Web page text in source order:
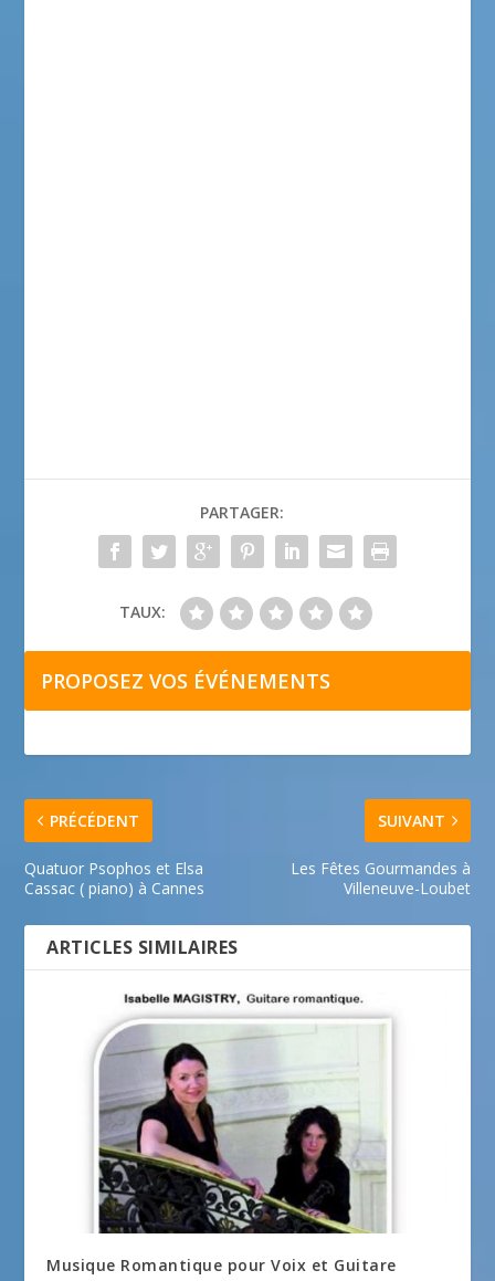
PARTAGER:
TAUX:
PROPOSEZ VOS ÉVÉNEMENTS
PRÉCÉDENT
Quatuor Psophos et Elsa
Cassac ( piano) à Cannes
SUIVANT
Les Fêtes Gourmandes à
Villeneuve-Loubet
ARTICLES SIMILAIRES
Musique Romantique pour Voix et Guitare